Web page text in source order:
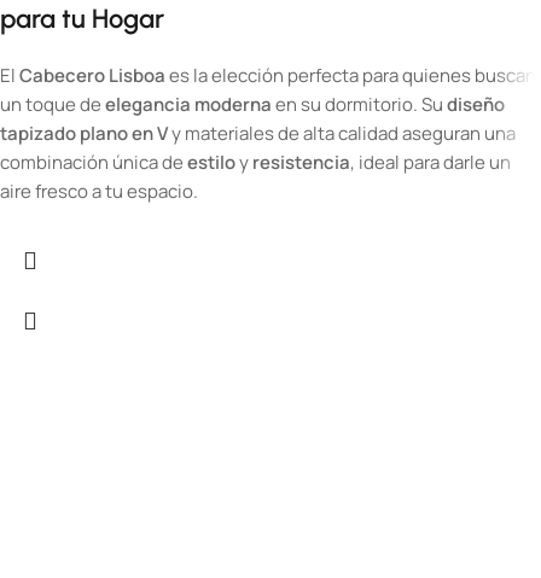
para tu Hogar
ElCabecero Lisboaes la elección perfecta para quienes buscan
un toque deelegancia modernaen su dormitorio. Sudiseño
tapizado plano en Vy materiales de alta calidad aseguran una
combinación única deestiloyresistencia, ideal para darle un
aire fresco a tu espacio.